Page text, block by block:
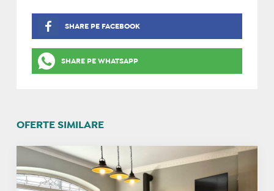
SHARE PE FACEBOOK
SHARE PE WHATSAPP
OFERTE SIMILARE